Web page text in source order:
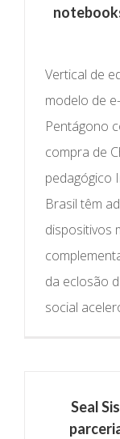
Vertical de
modelo de
Pentágono
compra de
pedagógico
Brasil têm
dispositivos
da eclosão
social
Seal